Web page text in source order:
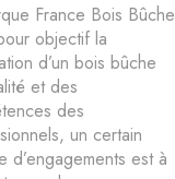
France Bois Bûche
objectif la
d’un bois bûche
et des
des
un certain
d’engagements est à